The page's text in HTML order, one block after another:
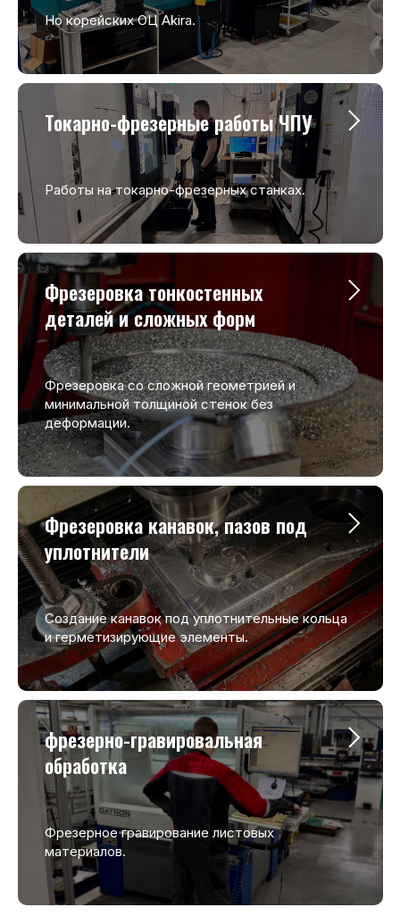
Но корейских ОЦ Akira.
Токарно-фрезерные работы ЧПУ
Работы на токарно-фрезерных станках.
Фрезеровка тонкостенных
деталей и сложных форм
Фрезеровка со сложной геометрией и
минимальной толщиной стенок без
деформации.
Фрезеровка канавок, пазов под
уплотнители
Создание канавок под уплотнительные кольца
и герметизирующие элементы.
фрезерно-гравировальная
обработка
Фрезерное гравирование листовых
материалов.